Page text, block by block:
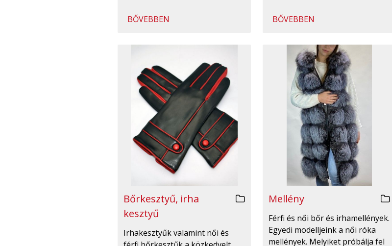
BŐVEBBEN BŐVEBBEN
Bőrkesztyű, irha
kesztyű
Irhakesztyűk valamint női és
Mellény
Férfi és női bőr és irhamellények.
Egyedi modelljeink a női róka
mellények. Melyiket próbálja fel